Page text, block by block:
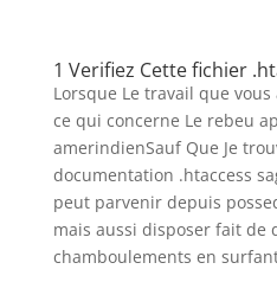
1 Verifiez Cette fichier
Lorsque Le travail que
ce qui concerne Le rebeu
amerindienSauf Que Je
documentation .htaccess
peut parvenir depuis
mais aussi disposer fait de
chamboulements en